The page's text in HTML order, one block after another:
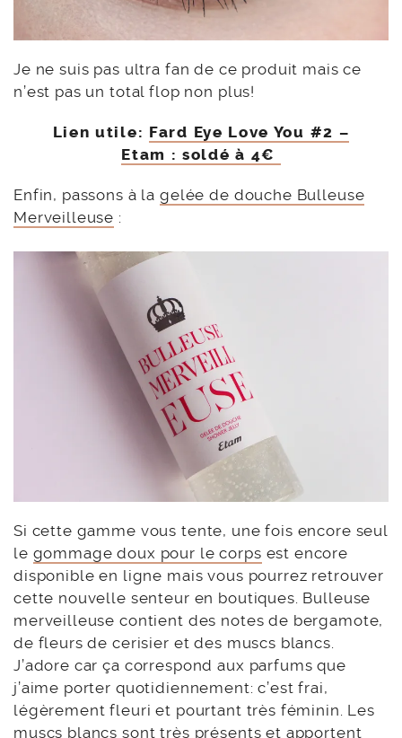
Je ne suis pas ultra fan de ce produit mais ce
n’est pas un total flop non plus!
Lien utile: Fard Eye Love You #2 –
Etam : soldé à 4€
Enfin, passons à lagelée de douche Bulleuse
Merveilleuse :
Si cette gamme vous tente, une fois encore seul
le gommage doux pour le corps est encore
disponible en ligne mais vous pourrez retrouver
cette nouvelle senteur en boutiques. Bulleuse
merveilleuse contient des notes de bergamote,
de fleurs de cerisier et des muscs blancs.
J’adore car ça correspond aux parfums que
j’aime porter quotidiennement: c’est frai,
légèrement fleuri et pourtant très féminin. Les
muscs blancs sont très présents et apportent